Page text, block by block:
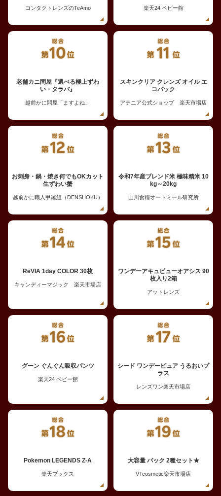
コンタクトレンズのTeAmo 楽天24 ベビー館
老舗カニ問屋『選べる極上ずわ
い・タラバ』
越前かに問屋「ますよね」
スキンクリア クレンズ オイル エ
コパック
アテニア公式ショップ 楽天市場店
お刺身・鍋・焼き何でもOKカット
生ずわい蟹
越前かに職人甲羅組（DENSHOKU）
令和7年産ブレンド米 極味精米 10
kg～20kg
山川食糧オートミール研究所
ReVIA 1day COLOR 30枚
キャンディーマジック 楽天市場店
ワンデーアキュビューオアシス 90
枚入り2箱
アットレンズ
グーン ぐんぐん吸収パンツ
楽天24 ベビー館
シード ワンデーピュア うるおいプ
ラス
レンズワン楽天市場店
Pokemon LEGENDS Z-A
楽天ブックス
大容量 パック 2種セット★
VTcosmetic楽天市場店